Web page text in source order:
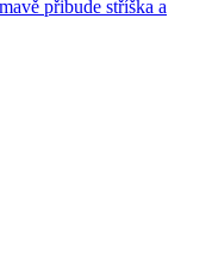
přibude stříška a